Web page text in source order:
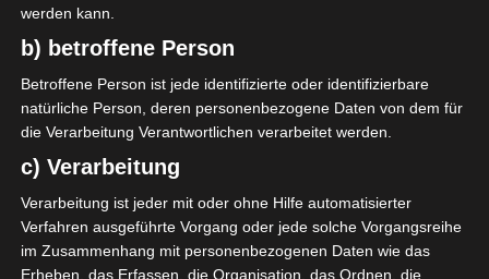
werden kann.
b) betroffene Person
Betroffene Person ist jede identifizierte oder identifizierbare
natürliche Person, deren personenbezogene Daten von dem für
die Verarbeitung Verantwortlichen verarbeitet werden.
c) Verarbeitung
Verarbeitung ist jeder mit oder ohne Hilfe automatisierter
Verfahren ausgeführte Vorgang oder jede solche Vorgangsreihe
im Zusammenhang mit personenbezogenen Daten wie das
Erheben, das Erfassen, die Organisation, das Ordnen, die